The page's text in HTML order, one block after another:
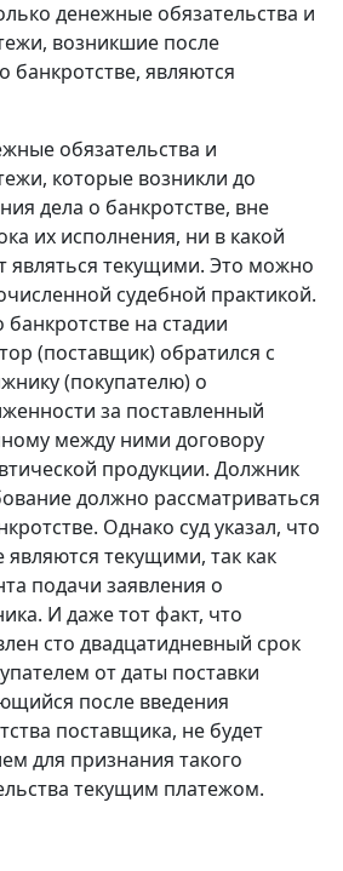
денежные обязательства и
возникшие после
банкротстве, являются
обязательства и
которые возникли дo
дела o банкротстве, вне
их исполнения, ни в какой
являться текущими. Это можно
судебной практикой.
на стадии
(поставщик) обратился c
(покупателю) о
за поставленный
между ними договору
продукции. Должник
должно рассматриваться
Однако суд указал, что
текущими, так как
подачи заявления o
И даже тот факт, что
сто двадцатидневный срок
от даты поставки
после введения
поставщика, не будет
для признания такого
текущим платежом.